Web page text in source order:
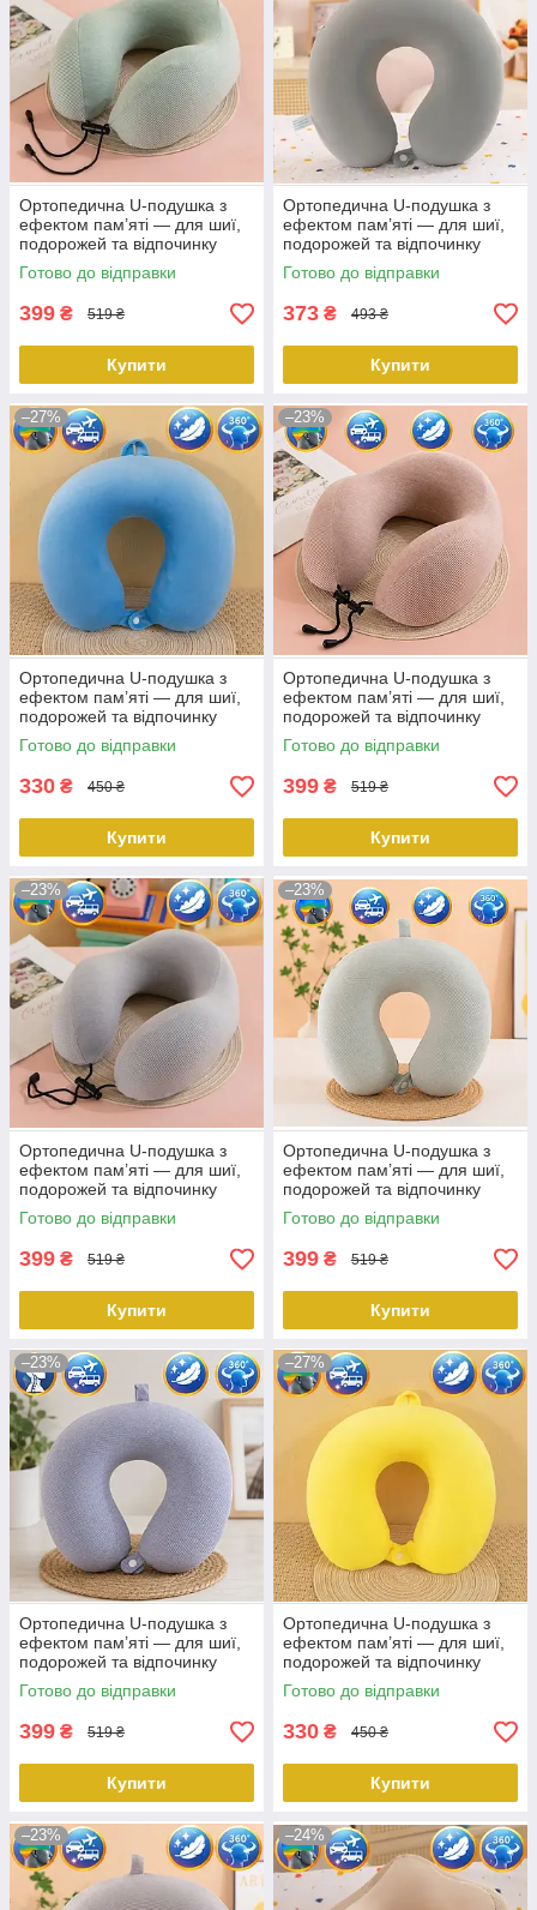
Ортопедична U-подушка з
ефектом пам’яті — для шиї,
подорожей та відпочинку
360° зелений KT8002730
PeremogaUA
Готово до відправки
399 ₴ 519 ₴
Купити
Ортопедична U-подушка з
ефектом пам’яті — для шиї,
подорожей та відпочинку
360° світло-сірий KT8002714
PeremogaUA
Готово до відправки
373 ₴ 493 ₴
Купити
–27%
Ортопедична U-подушка з
ефектом пам’яті — для шиї,
подорожей та відпочинку
360° блакитний KT8002718
PeremogaUA
Готово до відправки
330 ₴ 450 ₴
Купити
–23%
Ортопедична U-подушка з
ефектом пам’яті — для шиї,
подорожей та відпочинку
360° рожева KT8002710
PeremogaUA
Готово до відправки
399 ₴ 519 ₴
Купити
–23%
Ортопедична U-подушка з
ефектом пам’яті — для шиї,
подорожей та відпочинку
360° сірий KT8002757
PeremogaUA
Готово до відправки
399 ₴ 519 ₴
Купити
–23%
Ортопедична U-подушка з
ефектом пам’яті — для шиї,
подорожей та відпочинку
360° світло-зелений
KT8002729 PeremogaUA
Готово до відправки
399 ₴ 519 ₴
Купити
–23%
Ортопедична U-подушка з
ефектом пам’яті — для шиї,
подорожей та відпочинку
360° світло-синій KT8002708
PeremogaUA
Готово до відправки
399 ₴ 519 ₴
Купити
–27%
Ортопедична U-подушка з
ефектом пам’яті — для шиї,
подорожей та відпочинку
360° жовтий KT8002723
PeremogaUA
Готово до відправки
330 ₴ 450 ₴
Купити
–23% –24%